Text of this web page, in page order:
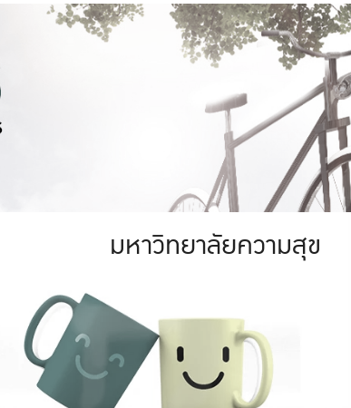
มหาวิทยาลัย
ให้กับประชาชน
มหาวิทยาลัยความสุข